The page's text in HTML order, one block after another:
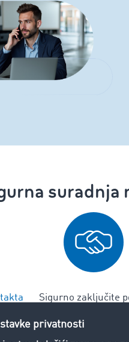
suradnja
Sigurno zaključite